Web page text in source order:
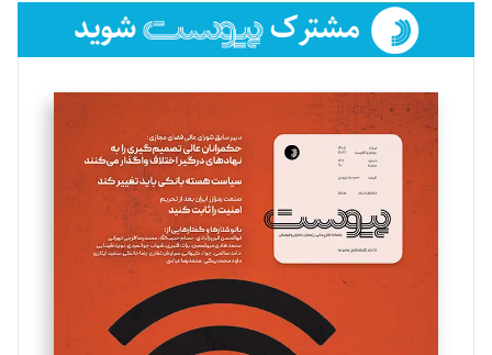
فائزه فتحی رستمی
تحریریه
سروش کرمیان
تحریریه
مینا پاکدل